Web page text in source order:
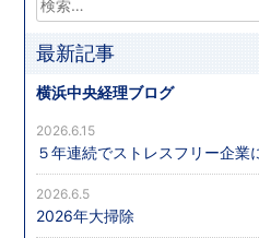
最新記事
横浜中央経理ブログ
５年連続でストレスフリー企業
2026.6.15
2026年大掃除
2026.6.5